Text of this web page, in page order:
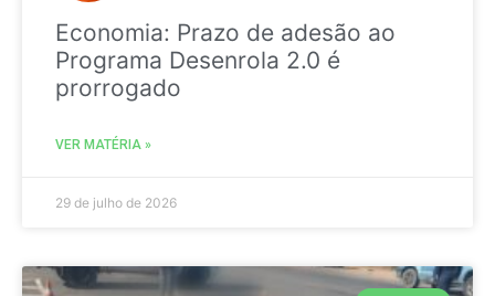
Economia: Prazo de adesão ao
Programa Desenrola 2.0 é
prorrogado
VER MATÉRIA »
29 de julho de 2026